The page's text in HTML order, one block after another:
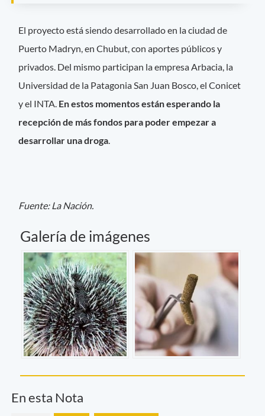
El proyecto está siendo desarrollado en la ciudad de
Puerto Madryn, en Chubut, con aportes públicos y
privados. Del mismo participan la empresa Arbacia, la
Universidad de la Patagonia San Juan Bosco, el Conicet
y el INTA. En estos momentos están esperando la
recepción de más fondos para poder empezar a
desarrollar una droga.
Fuente: La Nación.
Galería de imágenes
En esta Nota